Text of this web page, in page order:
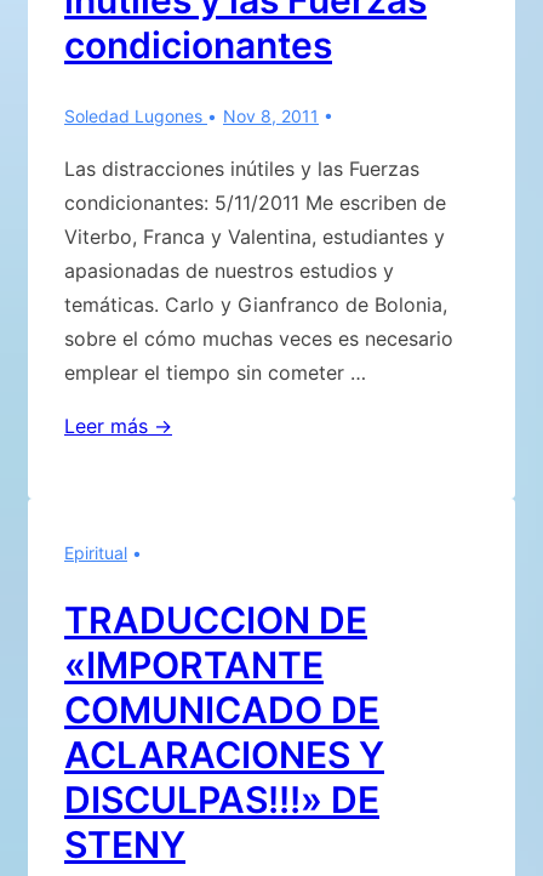
condicionantes
Soledad Lugones Nov 8, 2011
Las distracciones inútiles y las Fuerzas
condicionantes: 5/11/2011 Me escriben de
Viterbo, Franca y Valentina, estudiantes y
apasionadas de nuestros estudios y
temáticas. Carlo y Gianfranco de Bolonia,
sobre el cómo muchas veces es necesario
emplear el tiempo sin cometer …
Las
las
condicionantes
Leer más →
Epiritual
TRADUCCION DE
«IMPORTANTE
COMUNICADO DE
ACLARACIONES Y
DISCULPAS!!!» DE
STENY